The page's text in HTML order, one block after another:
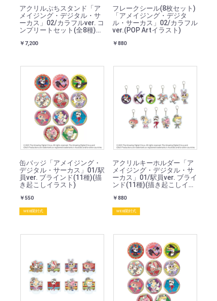
アクリルぷちスタンド「ア
メイジング・デジタル・サ
ーカス」02/カラフルver. コ
ンプリートセット(全8種)
￥7,200
フレークシール(8枚セット)
「アメイジング・デジタ
ル・サーカス」02/カラフル
ver.(POP Artイラスト)
￥880
缶バッジ「アメイジング・
デジタル・サーカス」01/駅
員ver. ブラインド(11種)(描
き起こしイラスト)
￥550
WEB開封式
アクリルキーホルダー「ア
メイジング・デジタル・サ
ーカス」01/駅員ver. ブライ
ンド(11種)(描き起こしイラ
￥880
WEB開封式